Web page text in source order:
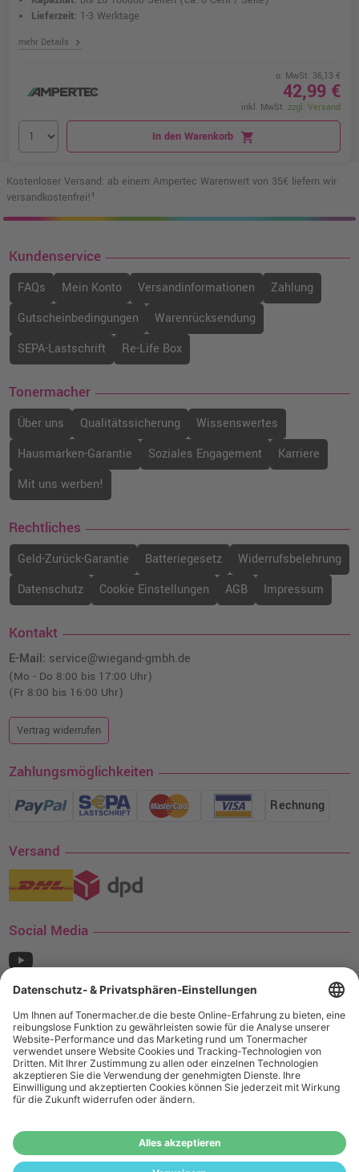
Lieferzeit: 1-3 Werktage
mehr Details chevron_right
o. MwSt. 36,13 €
42,99 €
inkl. MwSt. zzgl. Versand
In den Warenkorb shopping_cart
Kostenloser Versand: ab einem Ampertec Warenwert von 35€ liefern wir
versandkostenfrei!¹
Kundenservice
FAQs Mein Konto Versandinformationen
Zahlung
Gutscheinbedingungen
Warenrücksendung
SEPA-Lastschrift
Re-Life Box
Tonermacher
Über uns Qualitätssicherung
Wissenswertes
Hausmarken-Garantie
Soziales Engagement
Karriere
Mit uns werben!
Rechtliches
Geld-Zurück-Garantie Batteriegesetz
Widerrufsbelehrung
Datenschutz
Cookie Einstellungen AGB Impressum
Kontakt
E-Mail: service@wiegand-gmbh.de
(Mo - Do 8:00 bis 17:00 Uhr)
(Fr 8:00 bis 16:00 Uhr)
Vertrag widerrufen
Zahlungsmöglichkeiten
Rechnung
Versand
Social Media
¹ Nur gültig für den Versand innerhalb Deutschlands. Befindet sich ein Warenwert
von mindestens 35€ (inkl. Mwst.) an Ampertec Artikeln in Ihrem Warenkorb, ist der
Versand für Sie kostenfrei.